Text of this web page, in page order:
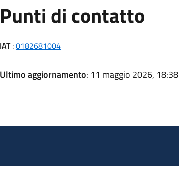
Punti di contatto
IAT:0182681004
Ultimo aggiornamento: 11 maggio 2026, 18:38